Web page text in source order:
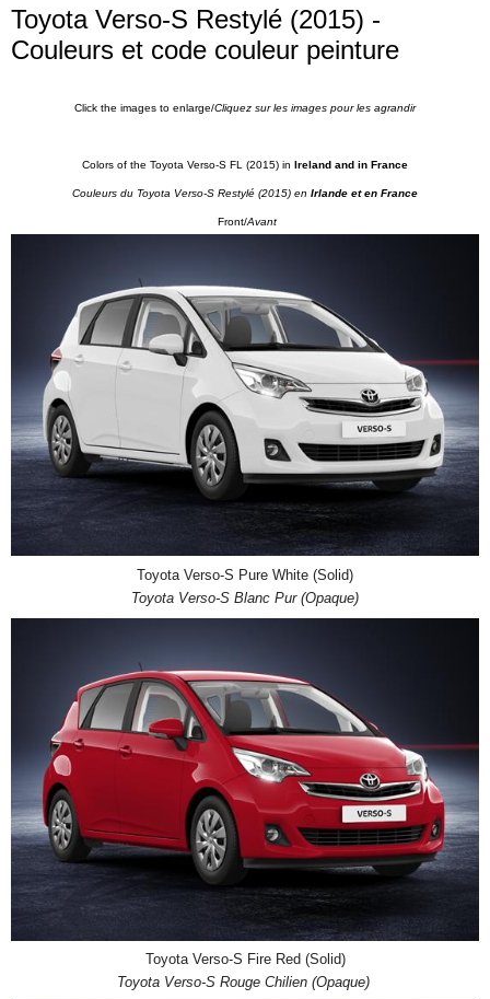
Toyota Verso-S Restylé (2015) -
Couleurs et code couleur peinture
Click the images to enlarge/Cliquez sur les images pour les agrandir
Colors of the Toyota Verso-S FL (2015) in Ireland and in France
Couleurs du Toyota Verso-S Restylé (2015) en Irlande et en France
Front/Avant
Toyota Verso-S Pure White (Solid)
Toyota Verso-S Blanc Pur (Opaque)
Toyota Verso-S Fire Red (Solid)
Toyota Verso-S Rouge Chilien (Opaque)